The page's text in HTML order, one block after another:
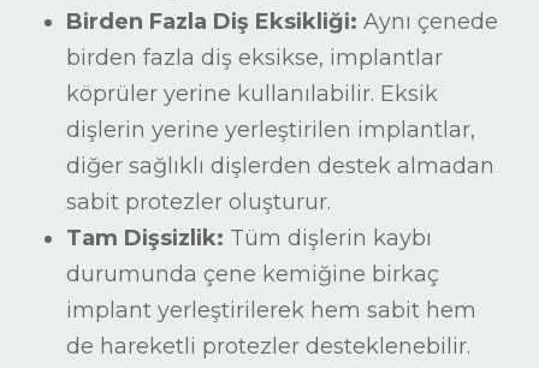
Birden Fazla Diş Eksikliği: Aynı çenede
birden fazla diş eksikse, implantlar
köprüler yerine kullanılabilir. Eksik
dişlerin yerine yerleştirilen implantlar,
diğer sağlıklı dişlerden destek almadan
sabit protezler oluşturur.
Tam Dişsizlik: Tüm dişlerin kaybı
durumunda çene kemiğine birkaç
implant yerleştirilerek hem sabit hem
de hareketli protezler desteklenebilir.